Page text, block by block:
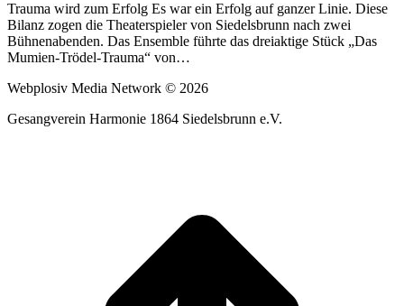
Trauma wird zum Erfolg Es war ein Erfolg auf ganzer Linie. Diese
Bilanz zogen die Theaterspieler von Siedelsbrunn nach zwei
Bühnenabenden. Das Ensemble führte das dreiaktige Stück „Das
Mumien-Trödel-Trauma“ von…
Webplosiv Media Network © 2026
Gesangverein Harmonie 1864 Siedelsbrunn e.V.